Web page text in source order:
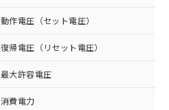
動作電圧（セット電圧）
復帰電圧（リセット電圧）
最大許容電圧
消費電力